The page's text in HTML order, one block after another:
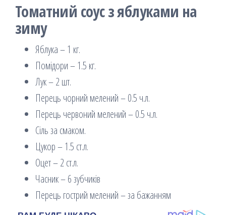
Томатний соус з яблуками на
зиму
Яблука – 1 кг.
Помідори – 1.5 кг.
Лук – 2 шт.
Перець чорний мелений – 0.5 ч.л.
Перець червоний мелений – 0.5 ч.л.
Сіль за смаком.
Цукор – 1.5 ст.л.
Оцет – 2 ст.л.
Часник – 6 зубчиків
Перець гострий мелений – за бажанням